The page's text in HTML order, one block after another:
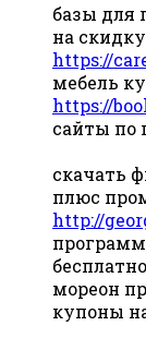
базы для
на скидку
https://
мебель
https://
сайты по
скачать
плюс
http://
бесплатно
мореон
купоны